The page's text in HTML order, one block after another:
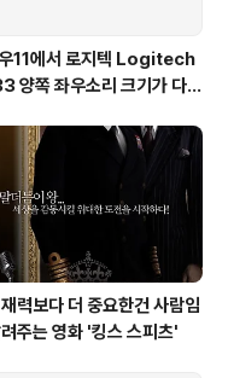
11에서 로지텍 Logitech
양쪽 좌우소리 크기가 다르
요!)
력보다 더 중요한건 사람임
주는 영화 '킹스 스피츠'